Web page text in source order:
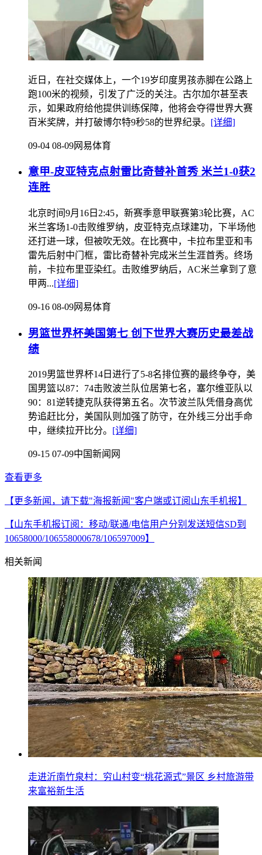
近日，在社交媒体上，一个19岁印度男孩赤脚在公路上
跑100米的视频，引发了广泛的关注。古尔加尔甚至表
示，如果政府给他提供训练保障，他将会夺得世界大赛
百米奖牌，并打破博尔特9秒58的世界纪录。 [详细]
09-04 08-09网易体育
意甲-皮亚特克点射雷比奇替补首秀 米兰1-0获2
连胜
北京时间9月16日2:45，新赛季意甲联赛第3轮比赛，AC
米兰客场1-0击败维罗纳，皮亚特克点球建功，下半场他
还打进一球，但被吹无效。在比赛中，卡拉布里亚和韦
雷先后射中门框，雷比奇替补完成米兰生涯首秀。终场
前，卡拉布里亚染红。击败维罗纳后，AC米兰拿到了意
甲两...[详细]
09-16 08-09网易体育
男篮世界杯美国第七 创下世界大赛历史最差战
绩
2019男篮世界杯14日进行了5-8名排位赛的最终争夺，美
国男篮以87：74击败波兰队位居第七名，塞尔维亚队以
90：81逆转捷克队获得第五名。次节波兰队凭借身高优
势追赶比分，美国队则加强了防守，在外线三分出手命
中，继续拉开比分。 [详细]
09-15 07-09中国新闻网
查看更多
【更多新闻，请下载"海报新闻"客户端或订阅山东手机报】
【山东手机报订阅：移动/联通/电信用户分别发送短信SD到
10658000/106558000678/106597009】
相关新闻
走进沂南竹泉村：穷山村变“桃花源式”景区 乡村旅游带
来富裕新生活